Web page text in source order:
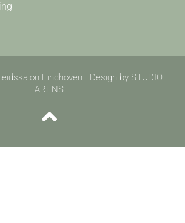
Eindhoven - Design by STUDIO
ARENS